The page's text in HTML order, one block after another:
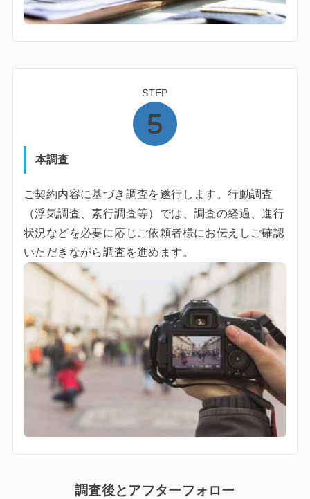
STEP
本調査
ご契約内容に基づき調査を遂行します。行動調査
（浮気調査、素行調査等）では、調査の経過、進行
状況などを必要に応じご依頼者様にお伝えしご確認
いただきながら調査を進めます。
調査後とアフターフォロー